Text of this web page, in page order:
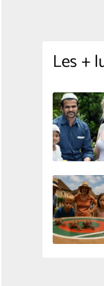
Les +